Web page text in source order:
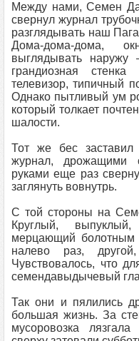
Между нами, Семен
свернул журнал
разглядывать наш
Дома-дома-дома,
выглядывать
грандиозная
телевизор, типичный
Однако пытливый ум
который толкает
шалости.
Тот же бес
журнал, дрожащими
руками еще раз
заглянуть вовнутрь.
С той стороны на
Круглый,
мерцающий болотным
налево раз,
Чувствовалось, что
cемендавыдычевый
Так они и пялились
большая жизнь. За
мусоровозка